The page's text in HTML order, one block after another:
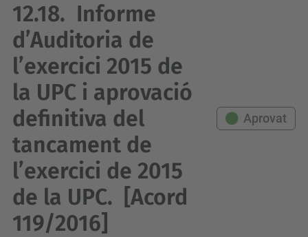
12.18. Informe
d’Auditoria de
l’exercici 2015 de
la UPC i aprovació
definitiva del
tancament de
l’exercici de 2015
de la UPC.
[Acord
119/2016]
Aprovat